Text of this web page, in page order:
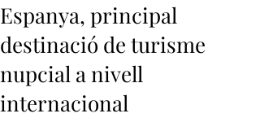
Espanya, principal
destinació de turisme
nupcial a nivell
internacional